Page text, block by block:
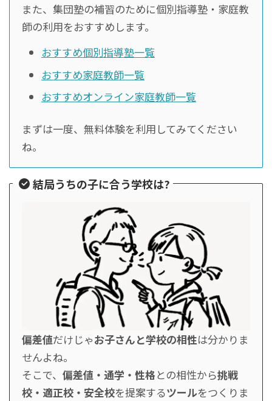
また、集団塾の補習のために個別指導塾・家庭教
師の利用をおすすめします。
おすすめ個別指導塾一覧
おすすめ家庭教師一覧
おすすめオンライン家庭教師一覧
まずは一度、無料体験を利用してみてください
ね。
結局うちの子に合う学校は?
偏差値だけじゃお子さんと学校の相性は分かりま
せんよね。
そこで、 偏差値・通学・性格との相性から挑戦
校・適正校・安全校を提案するツールをつくりま